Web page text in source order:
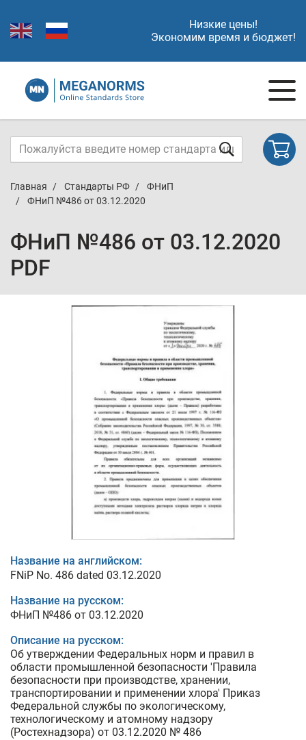
Низкие цены!
Экономим время и бюджет!
Главная Стандарты РФ
ФНиП
ФНиП №486 от 03.12.2020
ФНиП №486 от 03.12.2020
PDF
Название на английском:
FNiP No. 486 dated 03.12.2020
Название на русском:
ФНиП №486 от 03.12.2020
Описание на русском:
Об утверждении Федеральных норм и правил в
области промышленной безопасности 'Правила
безопасности при производстве, хранении,
транспортировании и применении хлора' Приказ
Федеральной службы по экологическому,
технологическому и атомному надзору
(Ростехнадзора) от 03.12.2020 № 486